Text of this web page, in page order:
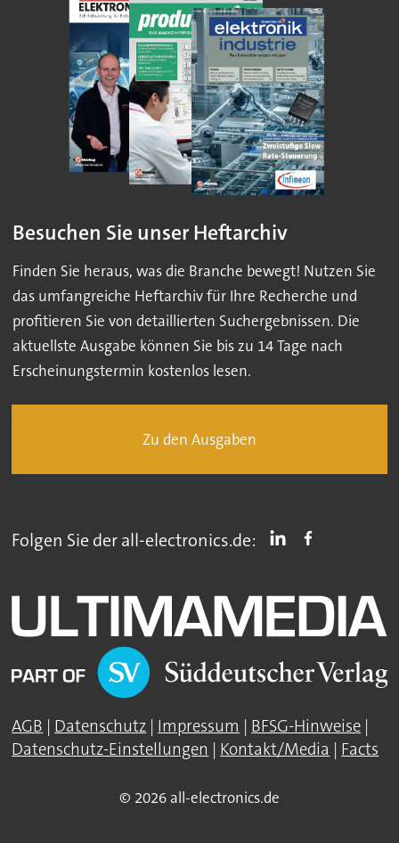
Besuchen Sie unser Heftarchiv
Finden Sie heraus, was die Branche bewegt! Nutzen Sie
das umfangreiche Heftarchiv für Ihre Recherche und
profitieren Sie von detaillierten Suchergebnissen. Die
aktuellste Ausgabe können Sie bis zu 14 Tage nach
Erscheinungstermin kostenlos lesen.
Zu den Ausgaben
Folgen Sie der all-electronics.de:
AGB Datenschutz Impressum BFSG-Hinweise
Datenschutz-Einstellungen
Kontakt/Media Facts
© 2026 all-electronics.de